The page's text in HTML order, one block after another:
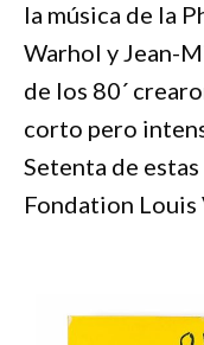
la música de la
Warhol y Jean-
de los 80´
corto pero
Setenta de
Fondation